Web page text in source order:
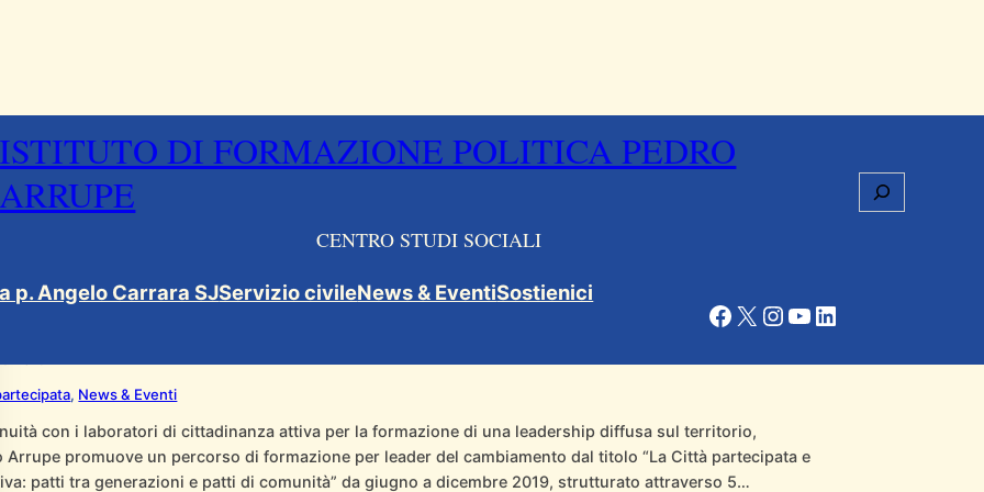
ISTITUTO DI FORMAZIONE POLITICA PEDRO
ARRUPE
CENTRO STUDI SOCIALI
Cerca
p. Angelo Carrara SJServizio civileNews & EventiSostienici
Facebook X Instagram YouTube LinkedIn
la passione per il bene comune: al via un percorso formativo per
, News & Eventi
con i laboratori di cittadinanza attiva per la formazione di una leadership diffusa sul territorio,
Arrupe promuove un percorso di formazione per leader del cambiamento dal titolo “La Città partecipata e
patti tra generazioni e patti di comunità” da giugno a dicembre 2019, strutturato attraverso 5